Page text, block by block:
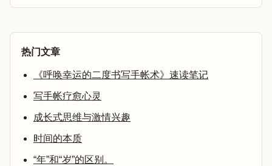
热门文章
《呼唤幸运的二度书写手帐术》速读笔记
写手帐疗愈心灵
成长式思维与激情兴趣
时间的本质
“年”和“岁”的区别。